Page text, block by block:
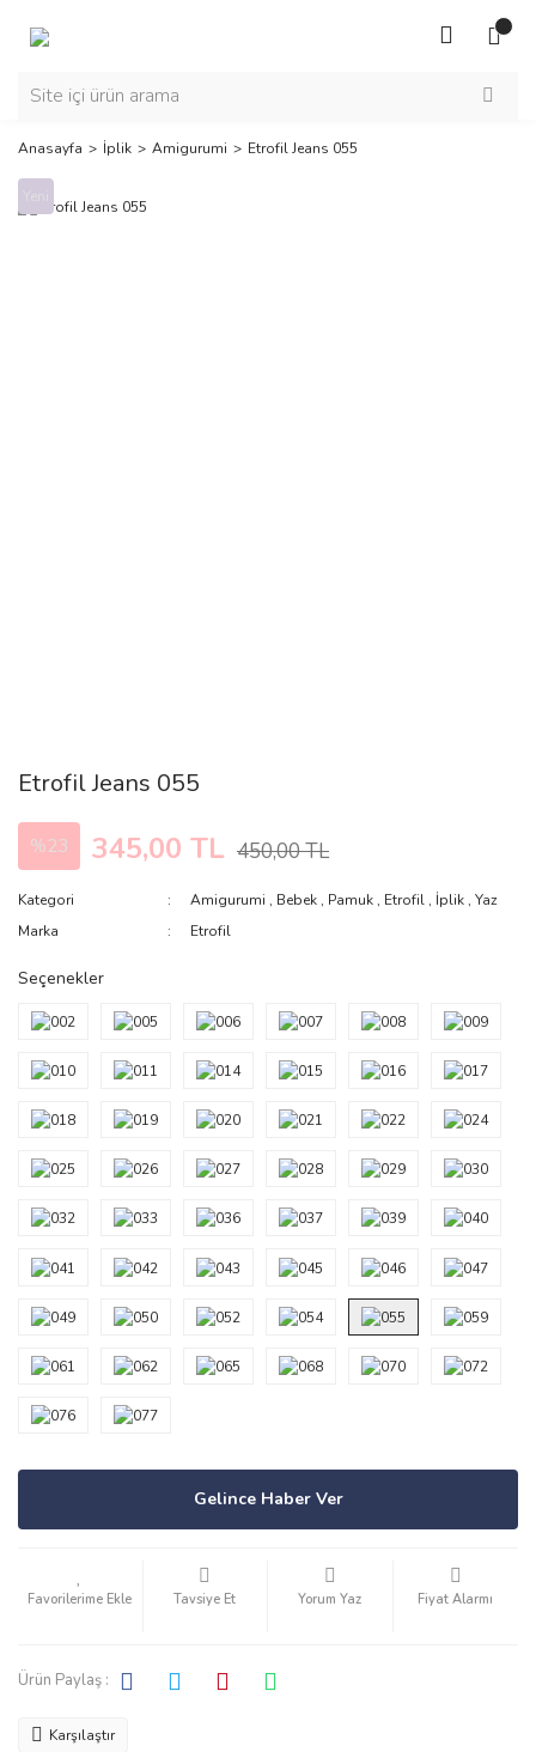
Anasayfa İplik Amigurumi Etrofil Jeans 055
Etrofil Jeans 055
%23 345,00 TL 450,00 TL
Kategori Amigurumi , Bebek , Pamuk , Etrofil, İplik ,Yaz
Marka
Etrofil
Seçenekler
Gelince Haber Ver
Tavsiye Et Yorum Yaz Fiyat Alarmı
Ürün Paylaş :
Karşılaştır